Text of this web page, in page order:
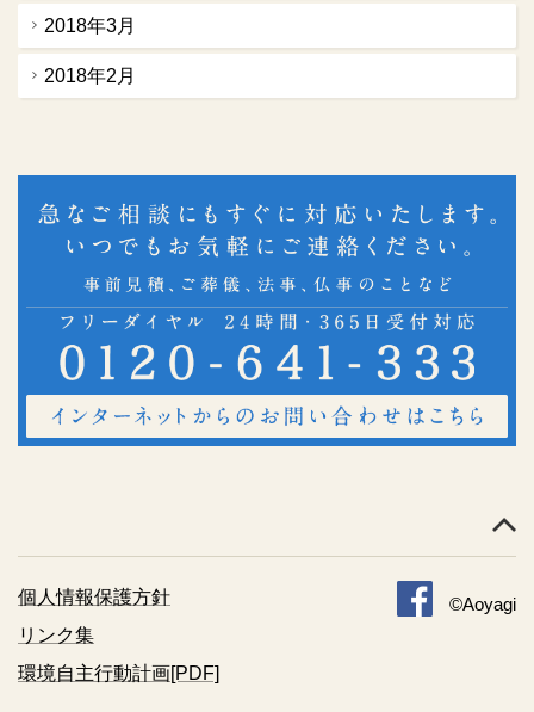
2018年3月
2018年2月
個人情報保護方針
リンク集
環境自主行動計画[PDF]
©Aoyagi